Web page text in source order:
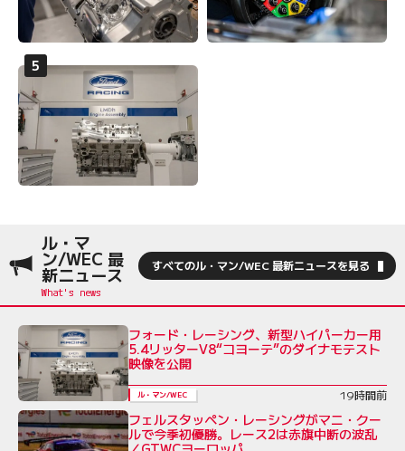
ル・マ
ン/WEC 最
新ニュース すべてのル・マン/WEC 最新ニュースを見る
フォード・レーシング、新型ハイパーカー用
5.4リッターV8“コヨーテ”のダイナモテスト
映像を公開
ル・マン/WEC 19時間前
フェルスタッペン・レーシングがマニ・クー
ルで今季初優勝。レース2は赤旗中断の波乱